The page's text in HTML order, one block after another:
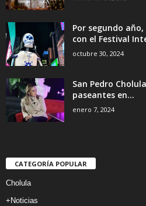
Por segundo
con el Festival
octubre 30, 2024
San Pedro
paseantes en...
enero 7, 2024
CATEGORÍA POPULAR
Cholula
+Noticias